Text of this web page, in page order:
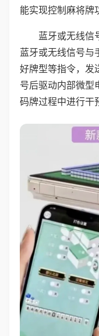
能实现控制麻将牌
蓝牙或无线信
蓝牙或无线信号与
好牌型等指令，发
号后驱动内部微型
码牌过程中进行干